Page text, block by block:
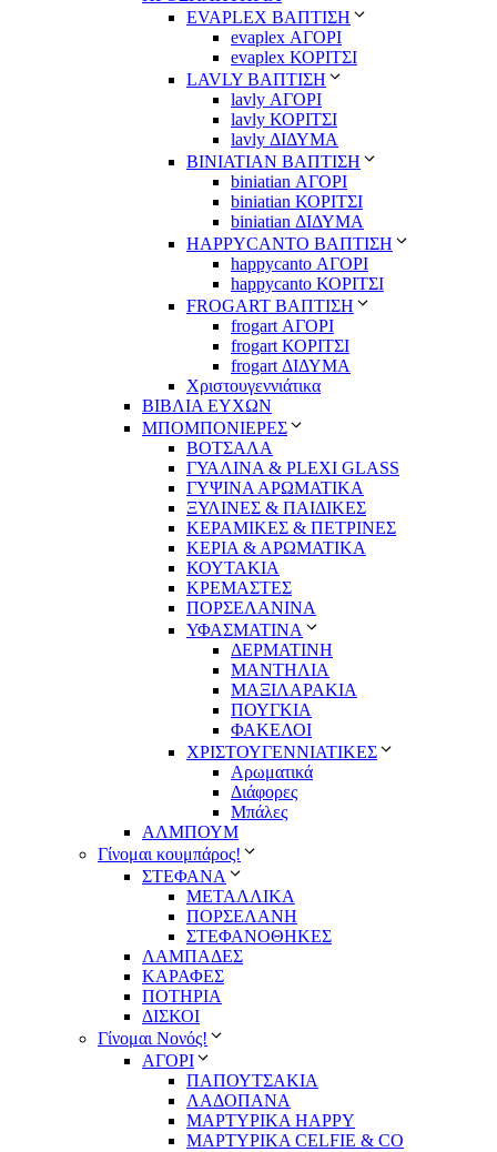
EVAPLEX ΒΑΠΤΙΣΗ
evaplex ΑΓΟΡΙ
evaplex ΚΟΡΙΤΣΙ
LAVLY ΒΑΠΤΙΣΗ
lavly ΑΓΟΡΙ
lavly ΚΟΡΙΤΣΙ
lavly ΔΙΔΥΜΑ
ΒΙΝΙΑΤΙΑΝ ΒΑΠΤΙΣΗ
biniatian ΑΓΟΡΙ
biniatian ΚΟΡΙΤΣΙ
biniatian ΔΙΔΥΜΑ
HAPPYCANTO ΒΑΠΤΙΣΗ
happycanto ΑΓΟΡΙ
happycanto ΚΟΡΙΤΣΙ
FROGART ΒΑΠΤΙΣΗ
frogart ΑΓΟΡΙ
frogart ΚΟΡΙΤΣΙ
frogart ΔΙΔΥΜΑ
Χριστουγεννιάτικα
ΒΙΒΛΙΑ ΕΥΧΩΝ
ΜΠΟΜΠΟΝΙΕΡΕΣ
ΒΟΤΣΑΛΑ
ΓΥΑΛΙΝΑ & PLEXI GLASS
ΓΥΨΙΝΑ ΑΡΩΜΑΤΙΚΑ
ΞΥΛΙΝΕΣ & ΠΑΙΔΙΚΕΣ
ΚΕΡΑΜΙΚΕΣ & ΠΕΤΡΙΝΕΣ
ΚΕΡΙΑ & ΑΡΩΜΑΤΙΚΑ
ΚΟΥΤΑΚΙΑ
ΚΡΕΜΑΣΤΕΣ
ΠΟΡΣΕΛΑΝΙΝΑ
ΥΦΑΣΜΑΤΙΝA
ΔΕΡΜΑΤΙΝΗ
ΜΑΝΤΗΛΙΑ
ΜΑΞΙΛΑΡΑΚΙΑ
ΠΟΥΓΚΙΑ
ΦΑΚΕΛΟΙ
ΧΡΙΣΤΟΥΓΕΝΝΙΑΤΙΚΕΣ
Αρωματικά
Διάφορες
Μπάλες
ΑΛΜΠΟΥΜ
Γίνομαι κουμπάρος!
ΣΤΕΦΑΝΑ
ΜΕΤΑΛΛΙΚΑ
ΠΟΡΣΕΛΑΝΗ
ΣΤΕΦΑΝΟΘΗΚΕΣ
ΛΑΜΠΑΔΕΣ
ΚΑΡΑΦΕΣ
ΠΟΤΗΡΙΑ
ΔΙΣΚΟΙ
Γίνομαι Νονός!
ΑΓΟΡΙ
ΠΑΠΟΥΤΣΑΚΙΑ
ΛΑΔΟΠΑΝΑ
ΜΑΡΤΥΡΙΚΑ HAPPY
ΜΑΡΤΥΡΙΚΑ CELFIE & CO